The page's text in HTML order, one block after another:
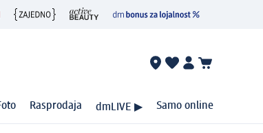
Rasprodaja dmLIVE ▶ Samo online